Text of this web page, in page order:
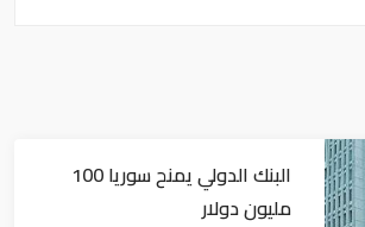
البنك الدولي يمنح سوريا 100
مليون دولار